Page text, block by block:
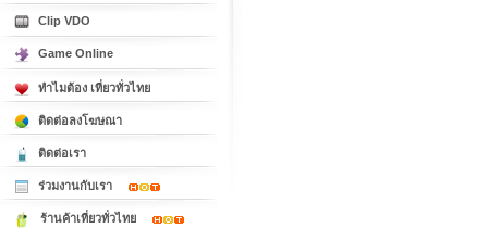
Clip VDO
Game Online
ทำไมต้อง เที่ยวทั่วไทย
ติดต่อลงโฆษณา
ติดต่อเรา
ร่วมงานกับเรา
ร้านค้าเที่ยวทั่วไทย